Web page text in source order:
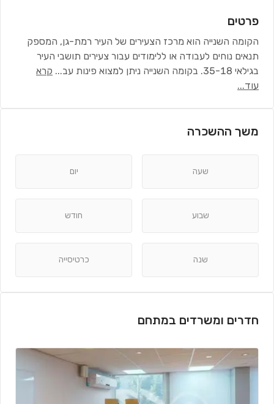
פרטים
הקומה השנייה הוא מרכז הצעירים של העיר רמת-גן, המספק
תנאים נוחים לעבודה או ללימודים עבור צעירים תושבי העיר
בגילאי 35-18. בקומה השנייה ניתן למצוא פינות עב
... קרא
עוד...
משך ההשכרה
שעה יום
שבוע חודש
שנה כרטיסייה
חדרים ומשרדים במתחם